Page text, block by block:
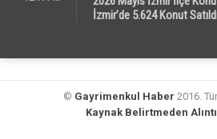
İzmir’de 5.624 Konut
© Gayrimenkul Haber 2016.
Kaynak Belirtmeden